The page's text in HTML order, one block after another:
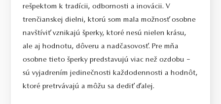
rešpektom k tradícii, odbornosti a inovácii. V
trenčianskej dielni, ktorú som mala možnosť osobne
navštíviť vznikajú šperky, ktoré nesú nielen krásu,
ale aj hodnotu, dôveru a nadčasovosť. Pre mňa
osobne tieto šperky predstavujú viac než ozdobu –
sú vyjadrením jedinečnosti každodennosti a hodnôt,
ktoré pretrvávajú a môžu sa dediť ďalej.